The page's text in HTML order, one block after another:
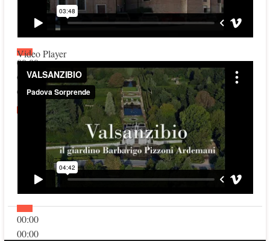
00:00
00:00
00:00
Video Player
00:00
00:00